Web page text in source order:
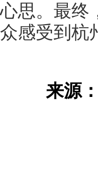
心思。最终
众感受到杭
来源